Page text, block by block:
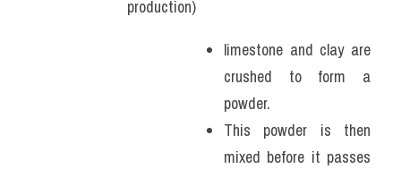
production)
limestone and clay are
crushed to form a
powder.
This powder is then
mixed before it passes